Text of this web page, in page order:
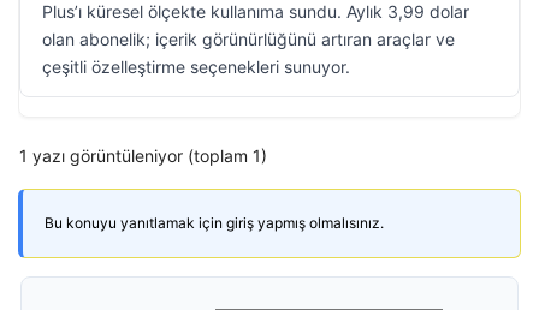
Plus’ı küresel ölçekte kullanıma sundu. Aylık 3,99 dolar
olan abonelik; içerik görünürlüğünü artıran araçlar ve
çeşitli özelleştirme seçenekleri sunuyor.
1 yazı görüntüleniyor (toplam 1)
Bu konuyu yanıtlamak için giriş yapmış olmalısınız.